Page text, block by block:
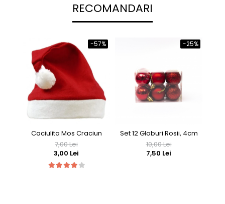
RECOMANDARI
-57%
Caciulita Mos Craciun
7,00 Lei
3,00 Lei
-25%
Set 12 Globuri Rosii, 4cm
10,00 Lei
7,50 Lei